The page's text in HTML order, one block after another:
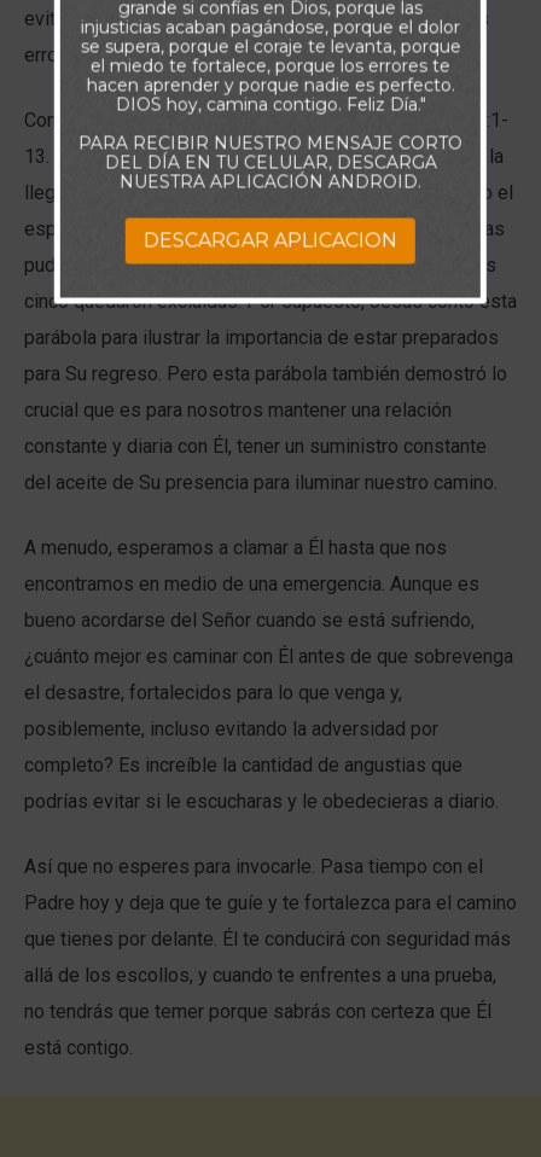
evitar que surjan nuevas situaciones que te lleven a los
errores pasados que tanto sufrimiento te causaron.
Considera la historia de las diez vírgenes de Mateo 25:1-
13. Cinco de las jóvenes prepararon sus lámparas para la
llegada del novio y cinco de ellas no lo hicieron. Cuando el
esposo las llamó, sólo las cinco que estaban preparadas
pudieron ir con él y disfrutar de la celebración. Las otras
cinco quedaron excluidas. Por supuesto, Jesús contó esta
parábola para ilustrar la importancia de estar preparados
para Su regreso. Pero esta parábola también demostró lo
crucial que es para nosotros mantener una relación
constante y diaria con Él, tener un suministro constante
del aceite de Su presencia para iluminar nuestro camino.
A menudo, esperamos a clamar a Él hasta que nos
encontramos en medio de una emergencia. Aunque es
bueno acordarse del Señor cuando se está sufriendo,
¿cuánto mejor es caminar con Él antes de que sobrevenga
el desastre, fortalecidos para lo que venga y,
posiblemente, incluso evitando la adversidad por
completo? Es increíble la cantidad de angustias que
podrías evitar si le escucharas y le obedecieras a diario.
Así que no esperes para invocarle. Pasa tiempo con el
Padre hoy y deja que te guíe y te fortalezca para el camino
que tienes por delante. Él te conducirá con seguridad más
allá de los escollos, y cuando te enfrentes a una prueba,
no tendrás que temer porque sabrás con certeza que Él
está contigo.
grande si confías en Dios, porque las
injusticias acaban pagándose, porque el dolor
se supera, porque el coraje te levanta, porque
el miedo te fortalece, porque los errores te
hacen aprender y porque nadie es perfecto.
DIOS hoy, camina contigo. Feliz Día."
PARA RECIBIR NUESTRO MENSAJE CORTO
DEL DÍA EN TU CELULAR, DESCARGA
NUESTRA APLICACIÓN ANDROID.
DESCARGAR APLICACION